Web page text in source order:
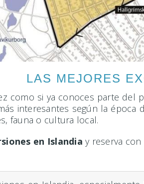
LAS MEJORES
como si ya conoces parte
interesantes según la
fauna o cultura local.
en Islandia y reserva